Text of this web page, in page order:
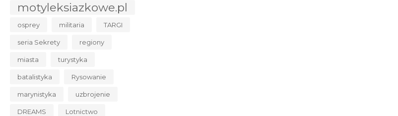
motyleksiazkowe.pl
osprey militaria TARGI
seria Sekrety regiony
miasta turystyka
batalistyka Rysowanie
marynistyka uzbrojenie
DREAMS Lotnictwo